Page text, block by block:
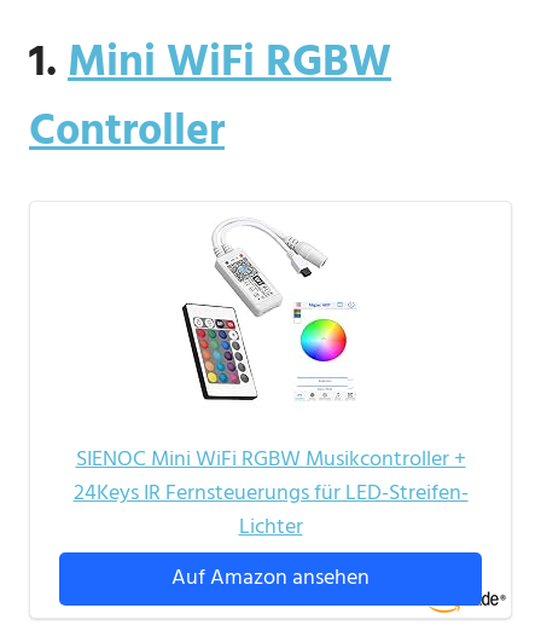
1.Mini WiFi RGBW
Controller
SIENOC Mini WiFi RGBW Musikcontroller +
24Keys IR Fernsteuerungs für LED-Streifen-
Lichter
Auf Amazon ansehen